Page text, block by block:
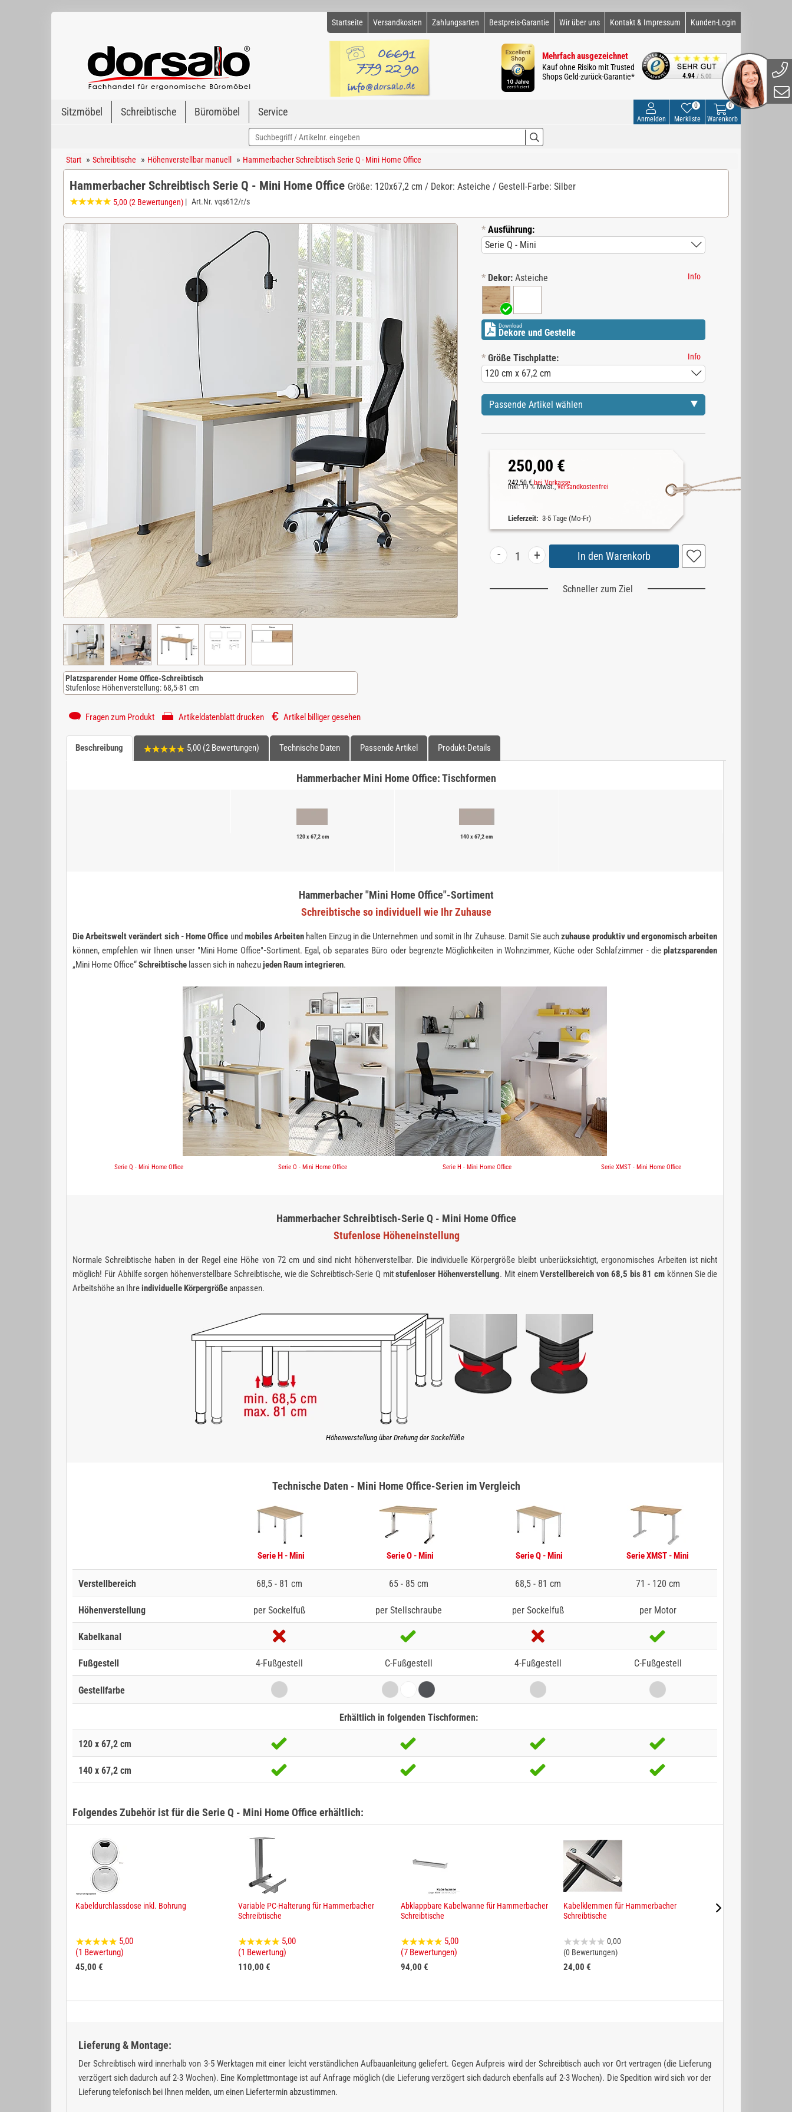
Startseite Versandkosten Zahlungsarten Bestpreis-Garantie Wir über uns Kontakt & Impressum Kunden-Login
Mehrfach ausgezeichnet
Kauf ohne Risiko mit Trusted
Shops Geld-zurück-Garantie*
4.94 / 5.00
Sitzmöbel Schreibtische Büromöbel Service
0
Warenkorb
Merkliste
0
Anmelden
Start » Schreibtische » Höhenverstellbar manuell » Hammerbacher Schreibtisch Serie Q - Mini Home Office
Hammerbacher Schreibtisch Serie Q - Mini Home Office Größe: 120x67,2 cm / Dekor: Asteiche / Gestell-Farbe: Silber
5,00 (2 Bewertungen) | Art.Nr. vqs612/r/s
Platzsparender Home Office-Schreibtisch
Stufenlose Höhenverstellung: 68,5-81 cm
* Ausführung:
* Dekor: Asteiche Info
Download
Dekore und Gestelle
* Größe Tischplatte: Info
Passende Artikel wählen
250,00 €
242,50 € bei Vorkasse
inkl. 19 % MwSt.,versandkostenfrei
Lieferzeit: 3-5 Tage (Mo-Fr)
- +
Schneller zum Ziel
Fragen zum Produkt Artikeldatenblatt drucken Artikel billiger gesehen
Beschreibung 5,00 (2 Bewertungen) Technische Daten Passende Artikel Produkt-Details
Hammerbacher Mini Home Office: Tischformen
120 x 67,2 cm 140 x 67,2 cm
Hammerbacher "Mini Home Office"-Sortiment
Schreibtische so individuell wie Ihr Zuhause
Die Arbeitswelt verändert sich - Home Office und mobiles Arbeiten halten Einzug in die Unternehmen und somit in Ihr Zuhause. Damit Sie auchzuhause produktiv und ergonomisch arbeiten
können, empfehlen wir Ihnen unser "Mini Home Office"-Sortiment. Egal, ob separates Büro oder begrenzte Möglichkeiten in Wohnzimmer, Küche oder Schlafzimmer - dieplatzsparenden
„Mini Home Office“Schreibtische lassen sich in nahezujeden Raum integrieren.
Serie Q - Mini Home Office Serie O - Mini Home Office Serie H - Mini Home Office Serie XMST - Mini Home Office
Hammerbacher Schreibtisch-Serie Q - Mini Home Office
Stufenlose Höheneinstellung
Normale Schreibtische haben in der Regel eine Höhe von 72 cm und sind nicht höhenverstellbar. Die individuelle Körper­größe bleibt unberücksichtigt, ergonomisches Arbeiten ist nicht
möglich! Für Abhilfe sorgen höhenverstellbare Schreibtische, wie die Schreibtisch-Serie Q mitstufenloser Höhenverstellung. Mit einemVerstellbereich von 68,5 bis 81 cm können Sie die
Arbeitshöhe an Ihreindividuelle Körpergröße anpassen.
Höhenverstellung über Drehung der Sockelfüße
Technische Daten - Mini Home Office-Serien im Vergleich
Serie H - Mini Serie O - Mini Serie Q - Mini Serie XMST - Mini
Verstellbereich 68,5 - 81 cm 65 - 85 cm 68,5 - 81 cm 71 - 120 cm
Höhenverstellung per Sockelfuß per Stellschraube per Sockelfuß per Motor
Kabelkanal
Fußgestell 4-Fußgestell C-Fußgestell 4-Fußgestell C-Fußgestell
Gestellfarbe
Erhältlich in folgenden Tischformen:
120 x 67,2 cm
140 x 67,2 cm
Folgendes Zubehör ist für die Serie Q - Mini Home Office erhältlich:
Kabeldurchlassdose inkl. Bohrung
5,00
(1 Bewertung)
45,00 €
Variable PC-Halterung für Hammerbacher
Schreibtische
5,00
(1 Bewertung)
110,00 €
Abklappbare Kabelwanne für Hammerbacher
Schreibtische
5,00
(7 Bewertungen)
94,00 €
Kabelklemmen für Hammerbacher
Schreibtische
0,00
(0 Bewertungen)
24,00 €
Lieferung & Montage:
Der Schreibtisch wird innerhalb von 3-5 Werktagen mit einer leicht verständlichen Aufbauanleitung geliefert. Gegen Aufpreis wird der Schreibtisch auch vor Ort vertragen (die Lieferung
verzögert sich dadurch auf 2-3 Wochen). Eine Komplettmontage ist auf Anfrage möglich (die Lieferung verzögert sich dadurch ebenfalls auf 2-3 Wochen). Die Spedition wird sich vor der
Lieferung telefonisch bei Ihnen melden, um einen Liefertermin abzustimmen.